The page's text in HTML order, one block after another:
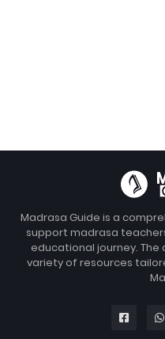
Madrasa Guide is a
support madrasa
educational journey.
variety of resources